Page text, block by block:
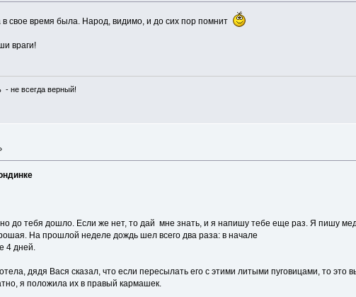
свое время была. Народ, видимо, и до сих пор помнит
враги!
- не всегда верный!
до тебя дошло. Если же нет, то дай мне знать, и я напишу тебе ещe раз. Я пишу
На прошлой неделе дождь шел всего два раза: в начале
4 дней.
дядя Вася сказал, что если пересылать его с этими литыми пуговицами, то это
я положила их в правый кармашек.